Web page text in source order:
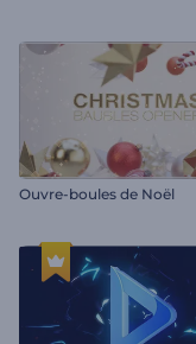
Ouvre-boules de Noël